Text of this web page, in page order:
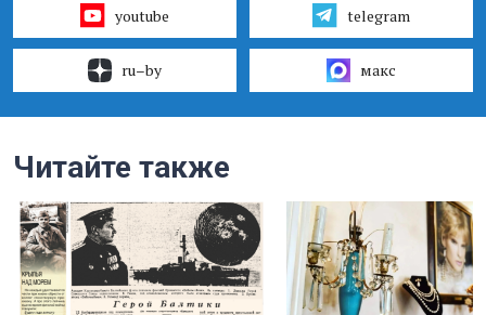
youtube telegram
ru–by макс
Читайте также